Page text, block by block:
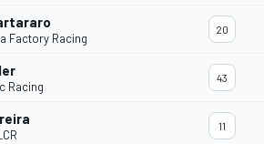
Factory Racing
20
Racing
43
11